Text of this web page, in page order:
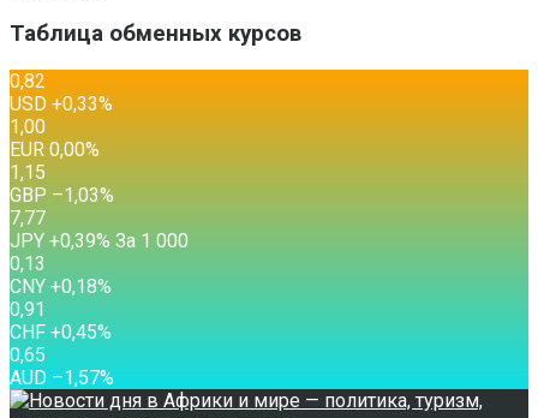
Таблица обменных курсов
0,82
USD +0,33%
1,00
EUR 0,00%
1,15
GBP –1,03%
7,77
JPY +0,39% За 1 000
0,13
CNY +0,18%
0,91
CHF +0,45%
0,65
AUD –1,57%